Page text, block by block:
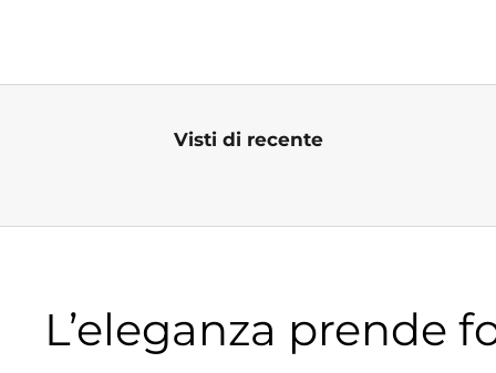
Visti di recente
L’eleganza prende